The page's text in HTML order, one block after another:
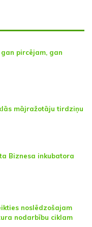
pircējam, gan
mājražotāju tirdziņu
Biznesa inkubatora
noslēdzošajam
nodarbību ciklam